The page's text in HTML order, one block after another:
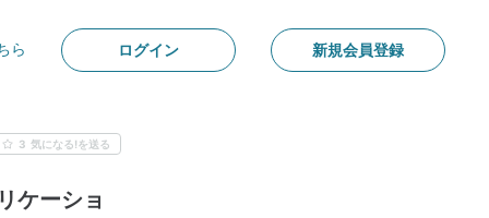
ら ログイン 新規会員登録
3 気になる!を送る
ケーショ